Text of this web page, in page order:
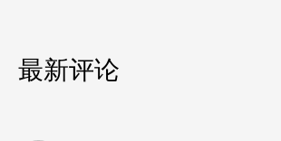
最新评论